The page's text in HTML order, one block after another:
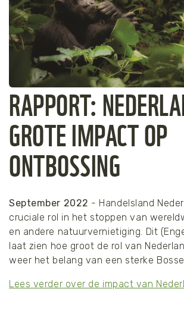
RAPPORT:
GROTE IMPACT OP
ONTBOSSING
September 2022 - Handelsland
cruciale rol in het stoppen van
en andere natuurvernietiging. Dit
laat zien hoe groot de rol van
weer het belang van een sterke
Lees verder over de impact van